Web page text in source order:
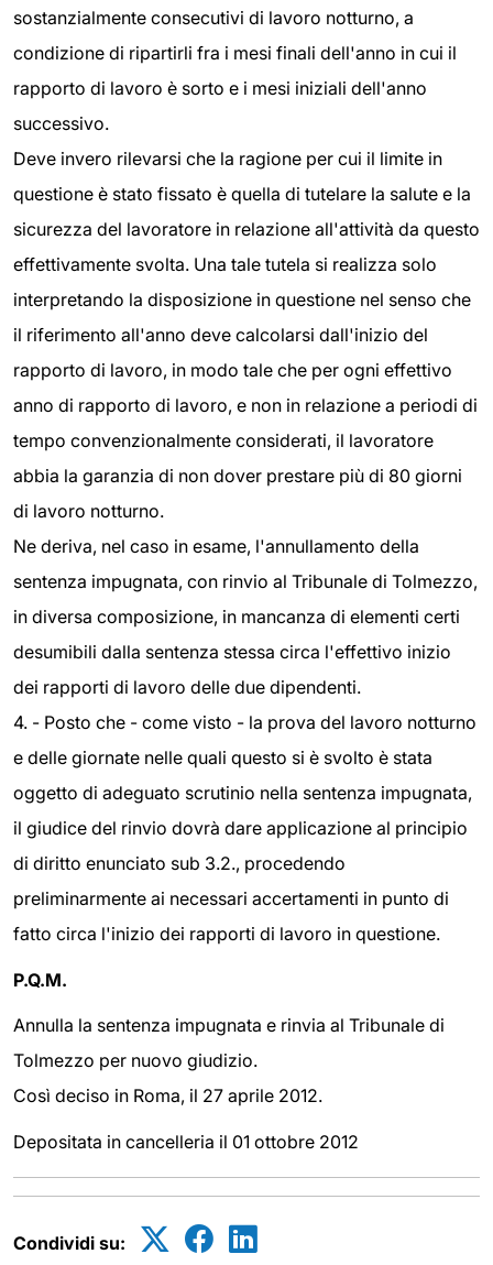
sostanzialmente consecutivi di lavoro notturno, a
condizione di ripartirli fra i mesi finali dell'anno in cui il
rapporto di lavoro è sorto e i mesi iniziali dell'anno
successivo.
Deve invero rilevarsi che la ragione per cui il limite in
questione è stato fissato è quella di tutelare la salute e la
sicurezza del lavoratore in relazione all'attività da questo
effettivamente svolta. Una tale tutela si realizza solo
interpretando la disposizione in questione nel senso che
il riferimento all'anno deve calcolarsi dall'inizio del
rapporto di lavoro, in modo tale che per ogni effettivo
anno di rapporto di lavoro, e non in relazione a periodi di
tempo convenzionalmente considerati, il lavoratore
abbia la garanzia di non dover prestare più di 80 giorni
di lavoro notturno.
Ne deriva, nel caso in esame, l'annullamento della
sentenza impugnata, con rinvio al Tribunale di Tolmezzo,
in diversa composizione, in mancanza di elementi certi
desumibili dalla sentenza stessa circa l'effettivo inizio
dei rapporti di lavoro delle due dipendenti.
4. - Posto che - come visto - la prova del lavoro notturno
e delle giornate nelle quali questo si è svolto è stata
oggetto di adeguato scrutinio nella sentenza impugnata,
il giudice del rinvio dovrà dare applicazione al principio
di diritto enunciato sub 3.2., procedendo
preliminarmente ai necessari accertamenti in punto di
fatto circa l'inizio dei rapporti di lavoro in questione.
P.Q.M.
Annulla la sentenza impugnata e rinvia al Tribunale di
Tolmezzo per nuovo giudizio.
Così deciso in Roma, il 27 aprile 2012.
Depositata in cancelleria il 01 ottobre 2012
Condividi su: